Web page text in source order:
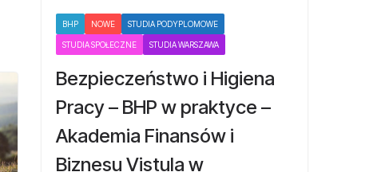
BHP NOWE STUDIA PODYPLOMOWE
STUDIA SPOŁECZNE STUDIA WARSZAWA
Bezpieczeństwo i Higiena
Pracy – BHP w praktyce –
Akademia Finansów i
Biznesu Vistula w